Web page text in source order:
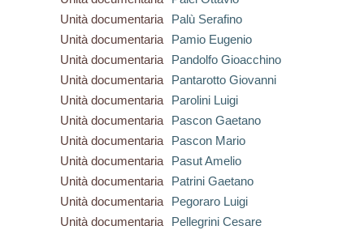
Unità documentaria
Palù Serafino
Unità documentaria
Pamio Eugenio
Unità documentaria
Pandolfo Gioacchino
Unità documentaria
Pantarotto Giovanni
Unità documentaria
Parolini Luigi
Unità documentaria
Pascon Gaetano
Unità documentaria
Pascon Mario
Unità documentaria
Pasut Amelio
Unità documentaria
Patrini Gaetano
Unità documentaria
Pegoraro Luigi
Unità documentaria
Pellegrini Cesare